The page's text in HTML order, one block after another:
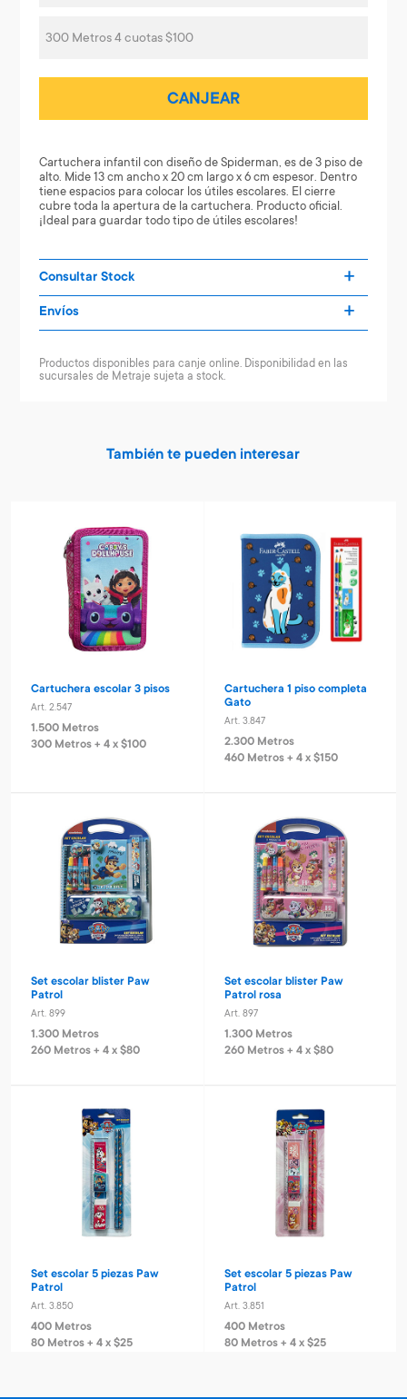
300 Metros 4 cuotas $100
CANJEAR
Cartuchera infantil con diseño de Spiderman, es de 3 piso de
alto. Mide 13 cm ancho x 20 cm largo x 6 cm espesor. Dentro
tiene espacios para colocar los útiles escolares. El cierre
cubre toda la apertura de la cartuchera. Producto oficial.
¡Ideal para guardar todo tipo de útiles escolares!
Consultar Stock
Envíos
Productos disponibles para canje online. Disponibilidad en las
sucursales de Metraje sujeta a stock.
También te pueden interesar
Cartuchera escolar 3 pisos
Art. 2.547
1.500 Metros
300 Metros + 4 x $100
Cartuchera 1 piso completa
Gato
Art. 3.847
2.300 Metros
460 Metros + 4 x $150
Set escolar blister Paw
Patrol
Art. 899
1.300 Metros
260 Metros + 4 x $80
Set escolar blister Paw
Patrol rosa
Art. 897
1.300 Metros
260 Metros + 4 x $80
Set escolar 5 piezas Paw
Patrol
Art. 3.850
400 Metros
80 Metros + 4 x $25
Set escolar 5 piezas Paw
Patrol
Art. 3.851
400 Metros
80 Metros + 4 x $25